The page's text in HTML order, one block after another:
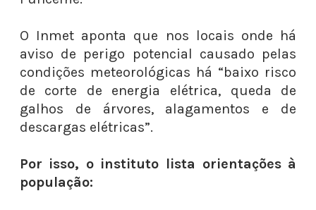
O Inmet aponta que nos locais onde há
aviso de perigo potencial causado pelas
condições meteorológicas há “baixo risco
de corte de energia elétrica, queda de
galhos de árvores, alagamentos e de
descargas elétricas”.
Por isso, o instituto lista orientações à
população: